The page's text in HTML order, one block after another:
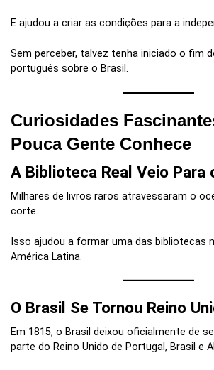
E ajudou a criar as condições para a
Sem perceber, talvez tenha iniciado o fim
português sobre o Brasil.
Curiosidades
Pouca Gente Conhece
A Biblioteca Real Veio Para
Milhares de livros raros atravessaram o
corte.
Isso ajudou a formar uma das bibliotecas
América Latina.
O Brasil Se Tornou Reino
Em 1815, o Brasil deixou oficialmente de
parte do Reino Unido de Portugal, Brasil e